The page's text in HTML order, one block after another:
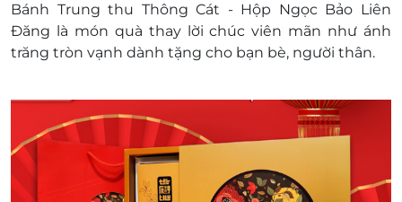
Bánh Trung thu Thông Cát - Hộp Ngọc Bảo Liên
Đăng là món quà thay lời chúc viên mãn như ánh
trăng tròn vạnh dành tặng cho bạn bè, người thân.